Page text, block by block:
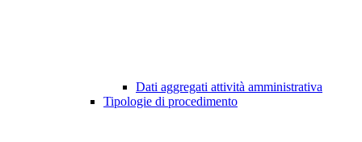
Dati aggregati attività amministrativa
Tipologie di procedimento